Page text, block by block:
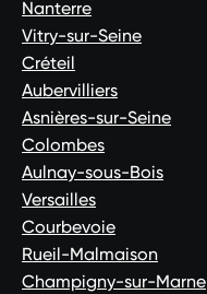
Nanterre
Vitry-sur-Seine
Créteil
Aubervilliers
Asnières-sur-Seine
Colombes
Aulnay-sous-Bois
Versailles
Courbevoie
Rueil-Malmaison
Champigny-sur-Marne